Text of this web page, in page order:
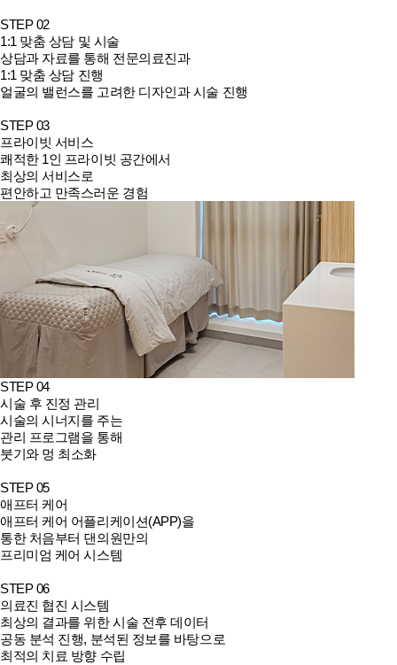
STEP 02
1:1 맞춤 상담 및 시술
상담과 자료를 통해 전문의료진과
1:1 맞춤 상담 진행
얼굴의 밸런스를 고려한 디자인과 시술 진행
STEP 03
프라이빗 서비스
쾌적한 1인 프라이빗 공간에서
최상의 서비스로
편안하고 만족스러운 경험
STEP 04
시술 후 진정 관리
시술의 시너지를 주는
관리 프로그램을 통해
붓기와 멍 최소화
STEP 05
애프터 케어
애프터 케어 어플리케이션(APP)을
통한 처음부터 댄의원만의
프리미엄 케어 시스템
STEP 06
의료진 협진 시스템
최상의 결과를 위한 시술 전후 데이터
공동 분석 진행, 분석된 정보를 바탕으로
최적의 치료 방향 수립